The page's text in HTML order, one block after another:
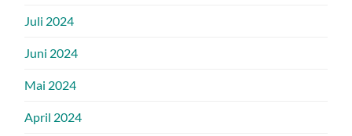
Juli 2024
Juni 2024
Mai 2024
April 2024